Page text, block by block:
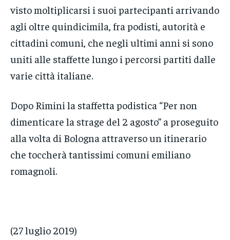
visto moltiplicarsi i suoi partecipanti arrivando
agli oltre quindicimila, fra podisti, autorità e
cittadini comuni, che negli ultimi anni si sono
uniti alle staffette lungo i percorsi partiti dalle
varie città italiane.
Dopo Rimini la staffetta podistica “Per non
dimenticare la strage del 2 agosto” a proseguito
alla volta di Bologna attraverso un itinerario
che toccherà tantissimi comuni emiliano
romagnoli.
(27 luglio 2019)